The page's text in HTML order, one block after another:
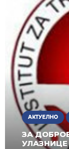
АКТУЕЛНО
ЗА
УЛАЗНИЦЕ